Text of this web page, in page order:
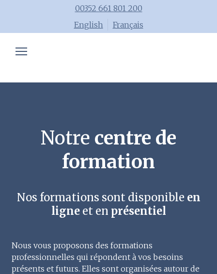
00352 661 801 200
English
Français
Formations
Equipe
Job
Notre centre de
formation
Nos formations sont disponible en
ligneet en présentiel
Nous vous proposons des formations
professionnelles qui répondent à vos besoins
présents et futurs. Elles sont organisées autour de